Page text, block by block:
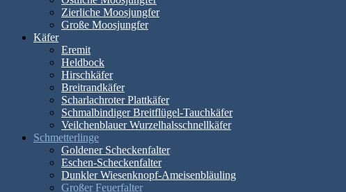
Zierliche Moosjungfer
Große Moosjungfer
Käfer
Eremit
Heldbock
Hirschkäfer
Breitrandkäfer
Scharlachroter Plattkäfer
Schmalbindiger Breitflügel-Tauchkäfer
Veilchenblauer Wurzelhalsschnellkäfer
Schmetterlinge
Goldener Scheckenfalter
Eschen-Scheckenfalter
Dunkler Wiesenknopf-Ameisenbläuling
Großer Feuerfalter